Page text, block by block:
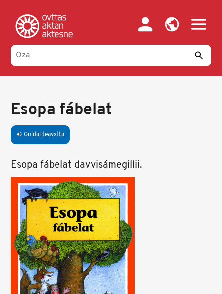
main
content
Esopa fábelat
volume_up Guldal teavstta
Esopa fábelat davvisámegillii.